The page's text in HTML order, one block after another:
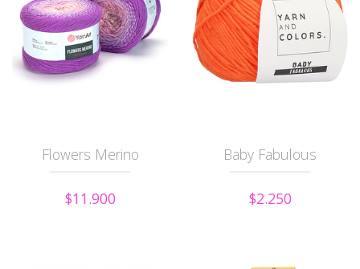
Flowers Merino
$11.900
Baby Fabulous
$2.250